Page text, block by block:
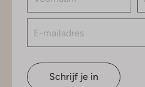
Schrijf je in